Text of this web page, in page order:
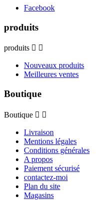
Facebook
produits
produits  
Nouveaux produits
Meilleures ventes
Boutique
Boutique  
Livraison
Mentions légales
Conditions générales
A propos
Paiement sécurisé
contactez-moi
Plan du site
Magasins